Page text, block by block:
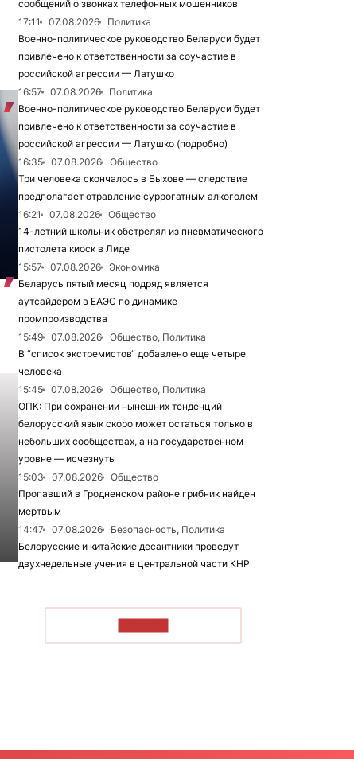
сообщений о звонках телефонных мошенников
17:11
07.08.2026
Политика
Военно-политическое руководство Беларуси будет
привлечено к ответственности за соучастие в
российской агрессии — Латушко
16:57
07.08.2026
Политика
Военно-политическое руководство Беларуси будет
привлечено к ответственности за соучастие в
российской агрессии — Латушко (подробно)
16:35
07.08.2026
Общество
Три человека скончалось в Быхове — следствие
предполагает отравление суррогатным алкоголем
16:21
07.08.2026
Общество
14-летний школьник обстрелял из пневматического
пистолета киоск в Лиде
15:57
07.08.2026
Экономика
Беларусь пятый месяц подряд является
аутсайдером в ЕАЭС по динамике
промпроизводства
15:49
07.08.2026
Общество, Политика
В “список экстремистов“ добавлено еще четыре
человека
15:45
07.08.2026
Общество, Политика
ОПК: При сохранении нынешних тенденций
белорусский язык скоро может остаться только в
небольших сообществах, а на государственном
уровне — исчезнуть
15:03
07.08.2026
Общество
Пропавший в Гродненском районе грибник найден
мертвым
14:47
07.08.2026
Безопасность, Политика
Белорусские и китайские десантники проведут
двухнедельные учения в центральной части КНР